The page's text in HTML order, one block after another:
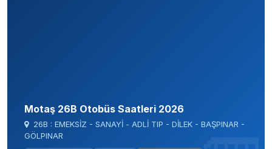
Motaş 26B Otobüs Saatleri 2026
26B : EMEKSİZ - SANAYİ - ADLİ TIP - DİLEK - BAŞPINAR -
GÖLPINAR